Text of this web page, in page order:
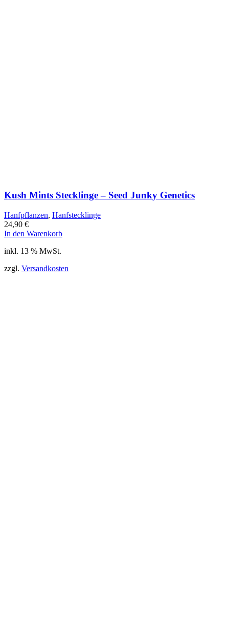
Kush Mints Stecklinge – Seed Junky Genetics
Hanfpflanzen, Hanfstecklinge
24,90 €
In den Warenkorb
inkl. 13 % MwSt.
zzgl. Versandkosten